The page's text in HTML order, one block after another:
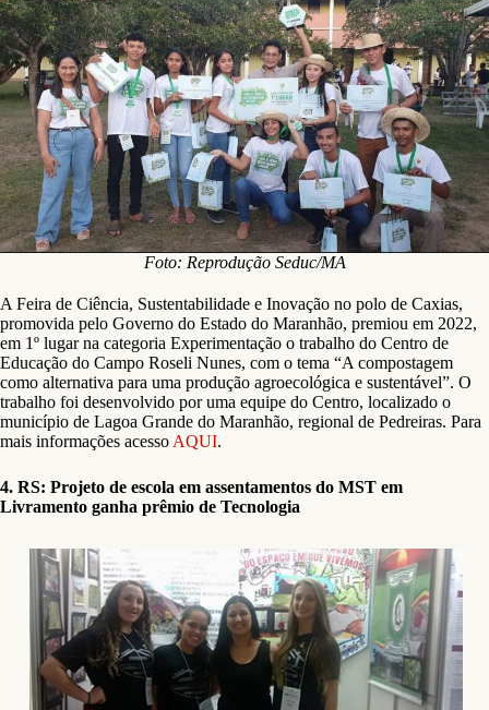
Foto: Reprodução Seduc/MA
A Feira de Ciência, Sustentabilidade e Inovação no polo de Caxias,
promovida pelo Governo do Estado do Maranhão, premiou em 2022,
em 1º lugar na categoria Experimentação o trabalho do Centro de
Educação do Campo Roseli Nunes, com o tema “A compostagem
como alternativa para uma produção agroecológica e sustentável”. O
trabalho foi desenvolvido por uma equipe do Centro, localizado o
município de Lagoa Grande do Maranhão, regional de Pedreiras. Para
mais informações acesso AQUI.
4. RS: Projeto de escola em assentamentos do MST em
Livramento ganha prêmio de Tecnologia